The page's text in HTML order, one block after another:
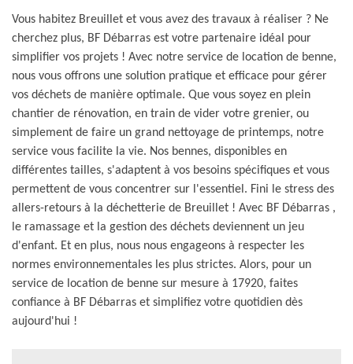
Vous habitez Breuillet et vous avez des travaux à réaliser ? Ne
cherchez plus, BF Débarras est votre partenaire idéal pour
simplifier vos projets ! Avec notre service de location de benne,
nous vous offrons une solution pratique et efficace pour gérer
vos déchets de manière optimale. Que vous soyez en plein
chantier de rénovation, en train de vider votre grenier, ou
simplement de faire un grand nettoyage de printemps, notre
service vous facilite la vie. Nos bennes, disponibles en
différentes tailles, s'adaptent à vos besoins spécifiques et vous
permettent de vous concentrer sur l'essentiel. Fini le stress des
allers-retours à la déchetterie de Breuillet ! Avec BF Débarras ,
le ramassage et la gestion des déchets deviennent un jeu
d'enfant. Et en plus, nous nous engageons à respecter les
normes environnementales les plus strictes. Alors, pour un
service de location de benne sur mesure à 17920, faites
confiance à BF Débarras et simplifiez votre quotidien dès
aujourd'hui !